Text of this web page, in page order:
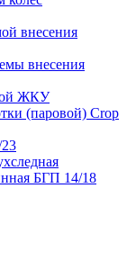
внесения
внесения
ЖКУ
(паровой) Crop
БГП 14/18